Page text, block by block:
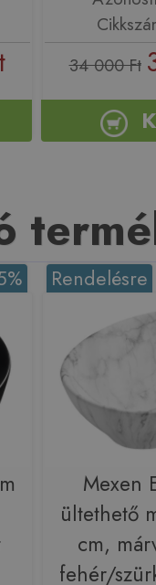
34 000 Ft
Rendelésre
Mexen
ültethető
cm,
fehér/